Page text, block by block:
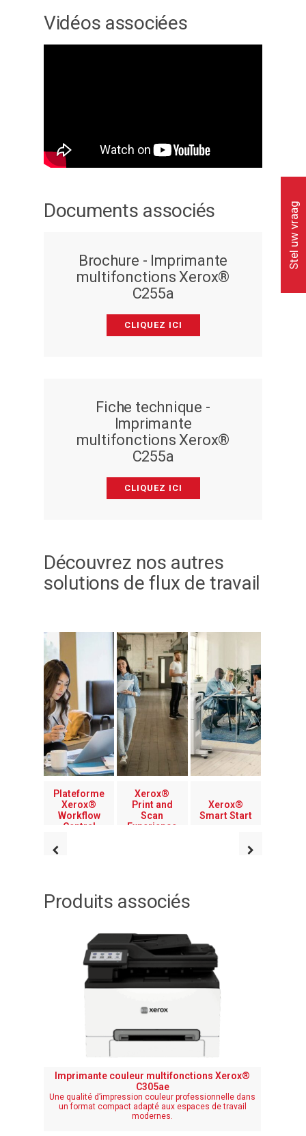
Vidéos associées
Documents associés
Brochure - Imprimante
multifonctions Xerox®
C255a
CLIQUEZ ICI
Fiche technique -
Imprimante
multifonctions Xerox®
C255a
CLIQUEZ ICI
Découvrez nos autres
solutions de flux de travail
Plateforme
Xerox®
Workflow
Central
Xerox®
Print and
Scan
Experience
Xerox®
Smart Start
Produits associés
Imprimante couleur multifonctions Xerox®
C305ae
Une qualité d’impression couleur professionnelle dans
un format compact adapté aux espaces de travail
modernes.
Stel uw vraag